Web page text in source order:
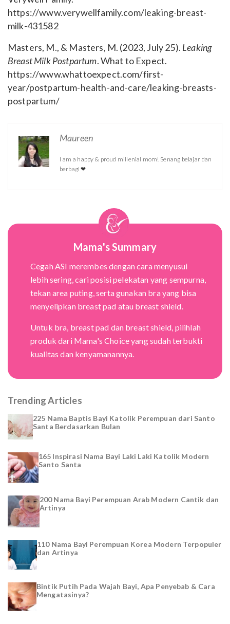
https://www.verywellfamily.com/leaking-breast-
milk-431582
Masters, M., & Masters, M. (2023, July 25). Leaking
Breast Milk Postpartum. What to Expect.
https://www.whattoexpect.com/first-
year/postpartum-health-and-care/leaking-breasts-
postpartum/
Maureen
I am a happy & proud millenial mom! Senang belajar dan
berbagi ❤
Mama's Summary
Cegah ASI merembes dengan cara menyusui
lebih sering, cari posisi pelekatan yang sempurna,
tekan area puting, serta gunakan bra yang bisa
menyelipkan breast pad atau breast shield.
Untuk bra, breast pad dan breast shield, pilihlah
produk dari Mama's Choice yang sudah terbukti
kualitas dan kenyamanannya.
Trending Articles
225 Nama Baptis Bayi Katolik Perempuan dari Santo
Santa Berdasarkan Bulan
165 Inspirasi Nama Bayi Laki Laki Katolik Modern
Santo Santa
200 Nama Bayi Perempuan Arab Modern Cantik dan
Artinya
110 Nama Bayi Perempuan Korea Modern Terpopuler
dan Artinya
Bintik Putih Pada Wajah Bayi, Apa Penyebab & Cara
Mengatasinya?